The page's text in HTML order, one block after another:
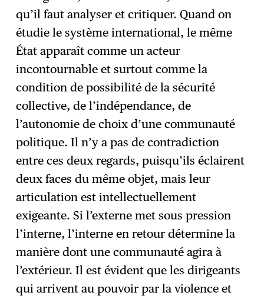
qu’il faut analyser et critiquer. Quand on
étudie le système international, le même
État apparaît comme un acteur
incontournable et surtout comme la
condition de possibilité de la sécurité
collective, de l’indépendance, de
l’autonomie de choix d’une communauté
politique. Il n’y a pas de contradiction
entre ces deux regards, puisqu’ils éclairent
deux faces du même objet, mais leur
articulation est intellectuellement
exigeante. Si l’externe met sous pression
l’interne, l’interne en retour détermine la
manière dont une communauté agira à
l’extérieur. Il est évident que les dirigeants
qui arrivent au pouvoir par la violence et